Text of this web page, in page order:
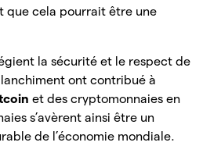
que cela pourrait être une
la sécurité et le respect de
ont contribué à
et des cryptomonnaies en
s’avèrent ainsi être un
de l’économie mondiale.